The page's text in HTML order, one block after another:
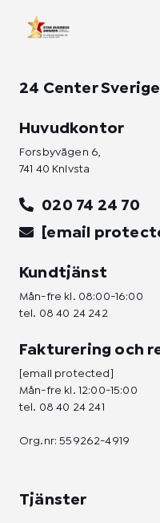
24 Center Sverige
Huvudkontor
Forsbyvägen 6,
741 40 Knivsta
020 74 24 70
[email
Kundtjänst
Mån-fre kl. 08:00-16:00
tel. 08 40 24 242
Fakturering och
[email protected]
Mån-fre kl. 12:00-15:00
tel. 08 40 24 241
Org.nr: 559262-4919
Tjänster